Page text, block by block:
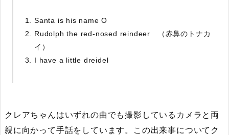
Santa is his name O
Rudolph the red-nosed reindeer （赤鼻のトナカ
イ）
I have a little dreidel
クレアちゃんはいずれの曲でも撮影しているカメラと両
親に向かって手話をしています。この出来事についてク